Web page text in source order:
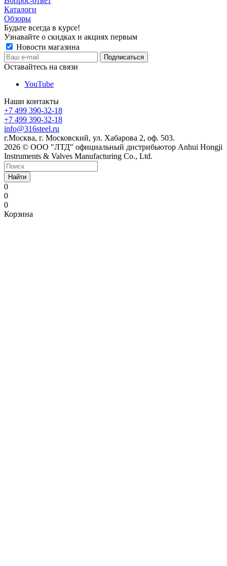
Каталоги
Обзоры
Будьте всегда в курсе!
Узнавайте о скидках и акциях первым
Новости магазина
Оставайтесь на связи
YouTube
Наши контакты
+7 499 390-32-18
+7 499 390-32-18
info@316steel.ru
г.Москва, г. Московский, ул. Хабарова 2, оф. 503.
2026 © ООО "ЛТД" официальный дистрибьютор Anhui Hongji
Instruments & Valves Manufacturing Co., Ltd.
Найти
0
0
0
Корзина